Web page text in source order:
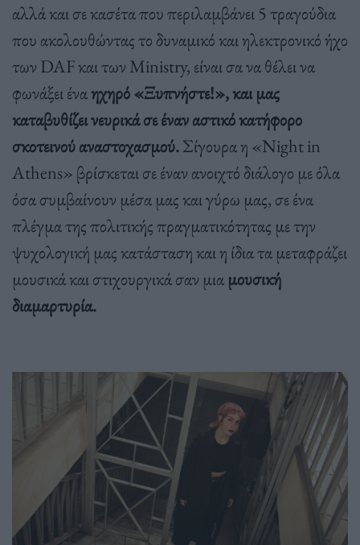
αλλά και σε κασέτα που περιλαμβάνει 5 τραγούδια
που ακολουθώντας το δυναμικό και ηλεκτρονικό ήχο
των DAF και των Ministry, είναι σα να θέλει να
φωνάξει έναηχηρό «Ξυπνήστε!», και μας
καταβυθίζει νευρικά σε έναν αστικό κατήφορο
σκοτεινού αναστοχασμού.Σίγουρα η «Night in
Athens» βρίσκεται σε έναν ανοιχτό διάλογο με όλα
όσα συμβαίνουν μέσα μας και γύρω μας, σε ένα
πλέγμα της πολιτικής πραγματικότητας με την
ψυχολογική μας κατάσταση και η ίδια τα μεταφράζει
μουσικά και στιχουργικά σαν μια μουσική
διαμαρτυρία.